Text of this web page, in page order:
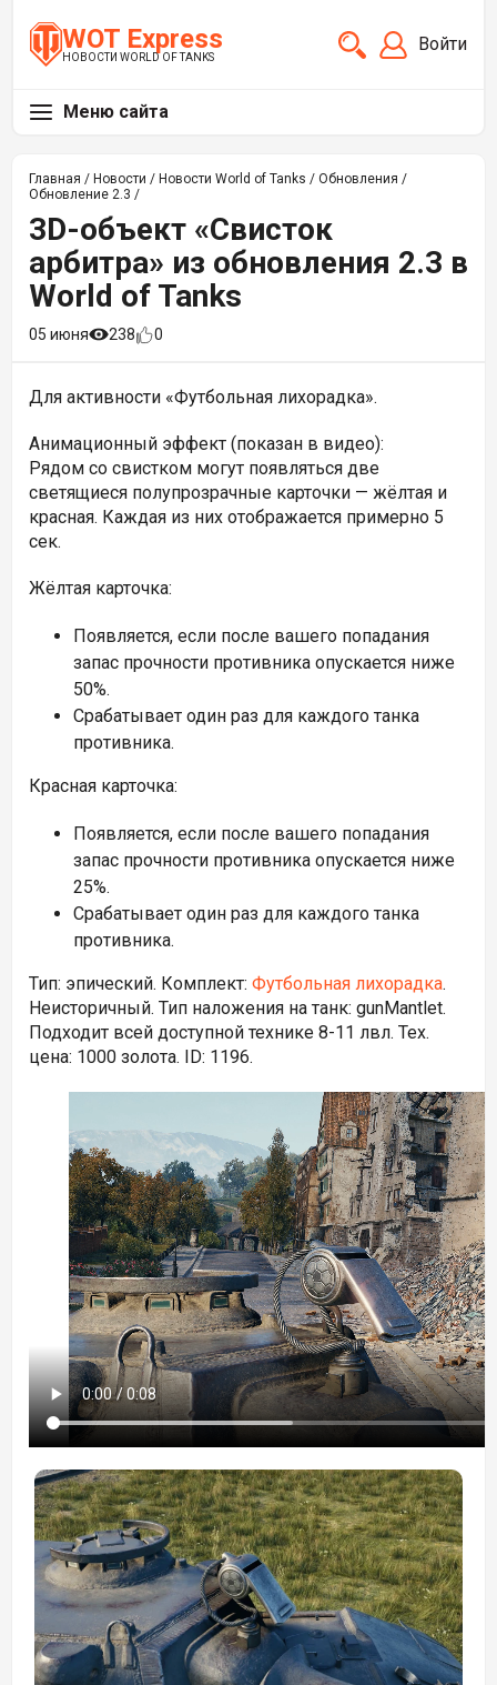
WOT Express
НОВОСТИ WORLD OF TANKS
Войти
Меню сайта
Главная / Новости / Новости World of Tanks / Обновления /
Обновление 2.3 /
3D-объект «Свисток
арбитра» из обновления 2.3 в
World of Tanks
05 июня 238 0
Для активности «Футбольная лихорадка».
Анимационный эффект (показан в видео):
Рядом со свистком могут появляться две
светящиеся полупрозрачные карточки — жёлтая и
красная. Каждая из них отображается примерно 5
сек.
Жёлтая карточка:
Появляется, если после вашего попадания
запас прочности противника опускается ниже
50%.
Срабатывает один раз для каждого танка
противника.
Красная карточка:
Появляется, если после вашего попадания
запас прочности противника опускается ниже
25%.
Срабатывает один раз для каждого танка
противника.
Тип: эпический. Комплект: Футбольная лихорадка.
Неисторичный. Тип наложения на танк: gunMantlet.
Подходит всей доступной технике 8-11 лвл. Тех.
цена: 1000 золота. ID: 1196.